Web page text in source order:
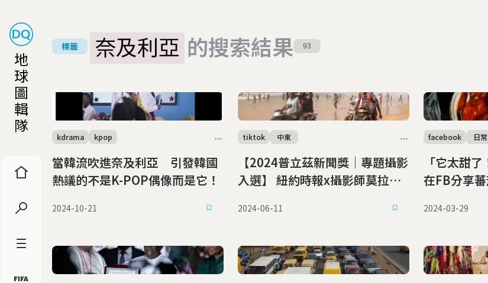
地
球
圖
輯
隊
標籤 奈及利亞 的搜索結果 93
當韓流吹進奈及利亞 引發韓國
熱議的不是K-POP偶像而是它！
kdrama kpop
2024-10-21
【2024普立茲新聞獎｜專題攝影
入選】 紐約時報x攝影師莫拉勒
tiktok 中東
2024-06-11
「它太甜
在FB分享
facebook 日常
2024-03-29